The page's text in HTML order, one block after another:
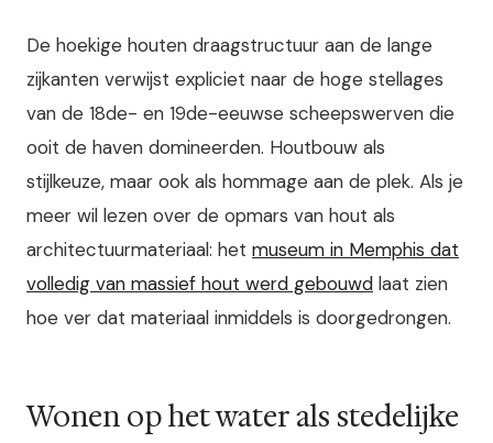
De hoekige houten draagstructuur aan de lange
zijkanten verwijst expliciet naar de hoge stellages
van de 18de- en 19de-eeuwse scheepswerven die
ooit de haven domineerden. Houtbouw als
stijlkeuze, maar ook als hommage aan de plek. Als je
meer wil lezen over de opmars van hout als
architectuurmateriaal: het museum in Memphis dat
volledig van massief hout werd gebouwd laat zien
hoe ver dat materiaal inmiddels is doorgedrongen.
Wonen op het water als stedelijke